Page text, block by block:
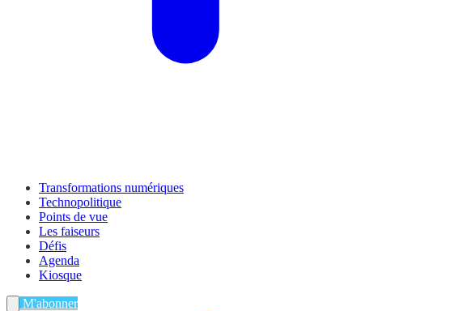
Transformations numériques
Technopolitique
Points de vue
Les faiseurs
Défis
Agenda
Kiosque
M'abonner